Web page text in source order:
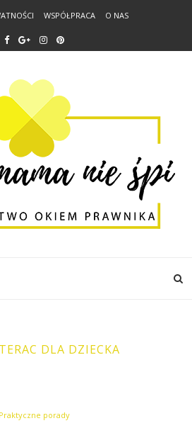
WSPÓŁPRACA O NAS
DLA DZIECKA
Praktyczne porady